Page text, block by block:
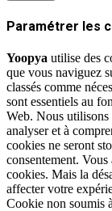
Paramétrer les
Yoopya utilise des
que vous naviguez
classés comme
sont essentiels au
Web. Nous utilisons
analyser et à
cookies ne seront
consentement.
cookies. Mais la
affecter votre
Cookie non soumis